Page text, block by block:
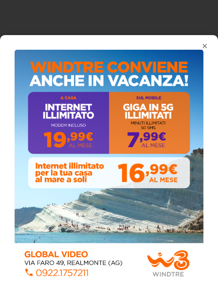
×
ISCRIVITI AL CANALE YOUTUBE